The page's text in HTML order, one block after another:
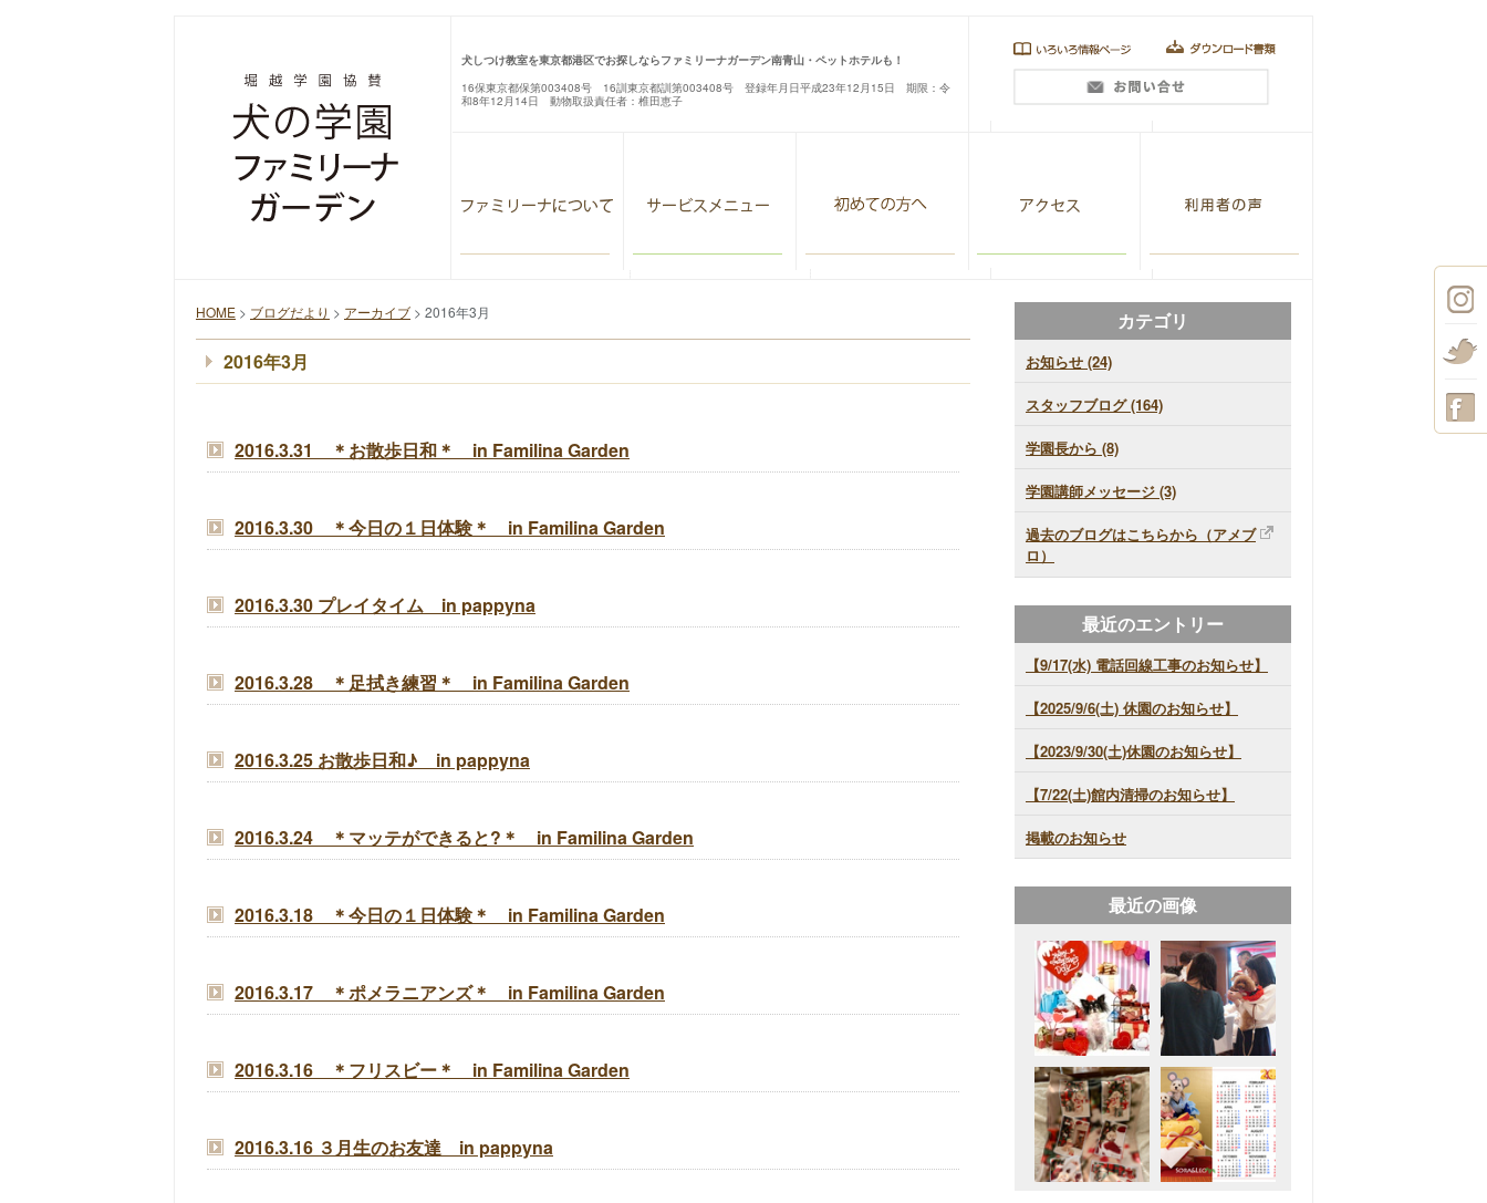
犬しつけ教室を東京都港区でお探しならファミリーナガーデン南青山・ペットホテルも！
16保東京都保第003408号 16訓東京都訓第003408号 登録年月日平成23年12月15日 期限：令
和8年12月14日 動物取扱責任者：椎田恵子
HOME > ブログだより > アーカイブ > 2016年3月
2016年3月
2016.3.31 ＊お散歩日和＊ in Familina Garden
2016.3.30 ＊今日の１日体験＊ in Familina Garden
2016.3.30 プレイタイム in pappyna
2016.3.28 ＊足拭き練習＊ in Familina Garden
2016.3.25 お散歩日和♪ in pappyna
2016.3.24 ＊マッテができると?＊ in Familina Garden
2016.3.18 ＊今日の１日体験＊ in Familina Garden
2016.3.17 ＊ポメラニアンズ＊ in Familina Garden
2016.3.16 ＊フリスビー＊ in Familina Garden
2016.3.16 ３月生のお友達 in pappyna
カテゴリ
お知らせ (24)
スタッフブログ (164)
学園長から (8)
学園講師メッセージ (3)
過去のブログはこちらから（アメブ
ロ）
最近のエントリー
【9/17(水) 電話回線工事のお知らせ】
【2025/9/6(土) 休園のお知らせ】
【2023/9/30(土)休園のお知らせ】
【7/22(土)館内清掃のお知らせ】
掲載のお知らせ
最近の画像